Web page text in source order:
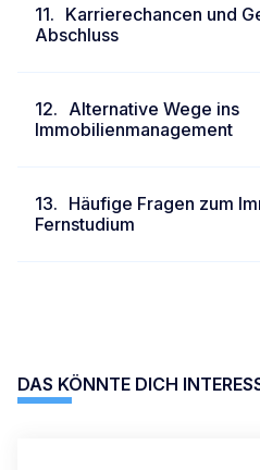
Karrierechancen und
Abschluss
Alternative Wege ins
Immobilienmanagement
Häufige Fragen zum
Fernstudium
DAS KÖNNTE DICH